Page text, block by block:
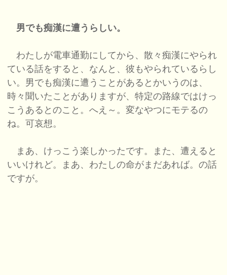
男でも痴漢に遭うらしい。
わたしが電車通勤にしてから、散々痴漢にやられ
ている話をすると、なんと、彼もやられているらし
い。男でも痴漢に遭うことがあるとかいうのは、
時々聞いたことがありますが、特定の路線ではけっ
こうあるとのこと。へえ～。変なやつにモテるの
ね。可哀想。
まあ、けっこう楽しかったです。また、遭えると
いいけれど。まあ、わたしの命がまだあれば。の話
ですが。